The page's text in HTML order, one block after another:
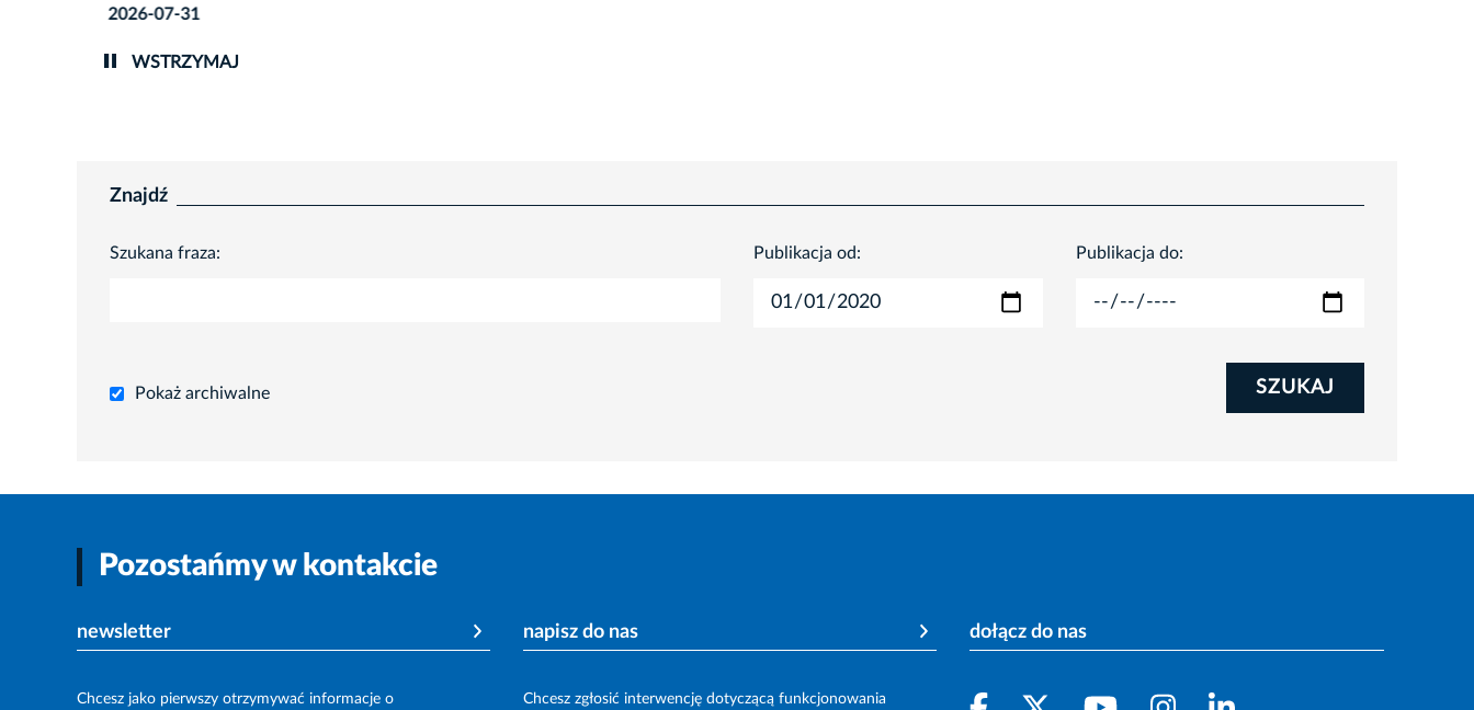
2026-07-31
WSTRZYMAJ
Znajdź
Szukana fraza: Publikacja od: Publikacja do:
Pokaż archiwalne SZUKAJ
Pozostańmy w kontakcie
newsletter
Chcesz jako pierwszy otrzymywać informacje o
napisz do nas
Chcesz zgłosić interwencję dotyczącą funkcjonowania
dołącz do nas